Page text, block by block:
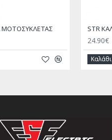
ΜΟΤΟΣΥΚΛΕΤΑΣ
24.90€
Καλάθι